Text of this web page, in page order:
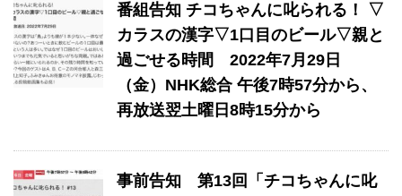
番組告知 チコちゃんに叱られる！ ▽
カラスの漢字▽1口目のビール▽親と
過ごせる時間 2022年7月29日
（金）NHK総合 午後7時57分から、
再放送翌土曜日8時15分から
事前告知 ​第13回「チコちゃんに叱